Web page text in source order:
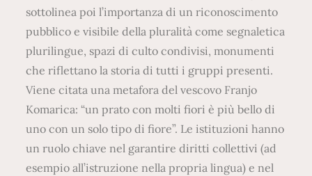
sottolinea poi l’importanza di un riconoscimento
pubblico e visibile della pluralità come segnaletica
plurilingue, spazi di culto condivisi, monumenti
che riflettano la storia di tutti i gruppi presenti.
Viene citata una metafora del vescovo Franjo
Komarica: “un prato con molti fiori è più bello di
uno con un solo tipo di fiore”. Le istituzioni hanno
un ruolo chiave nel garantire diritti collettivi (ad
esempio all’istruzione nella propria lingua) e nel